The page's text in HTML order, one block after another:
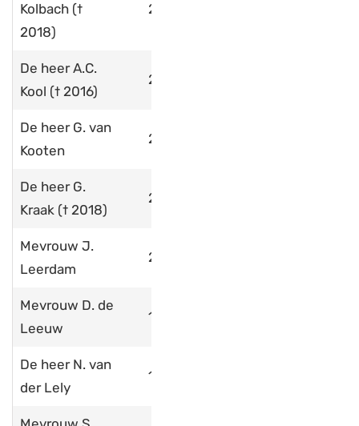
Kolbach (†
2018)
2006
De heer A.C.
Kool († 2016)
2004
De heer G. van
Kooten
2017
De heer G.
Kraak († 2018)
2008
Mevrouw J.
Leerdam
2020
Mevrouw D. de
Leeuw
1976
De heer N. van
der Lely
1996